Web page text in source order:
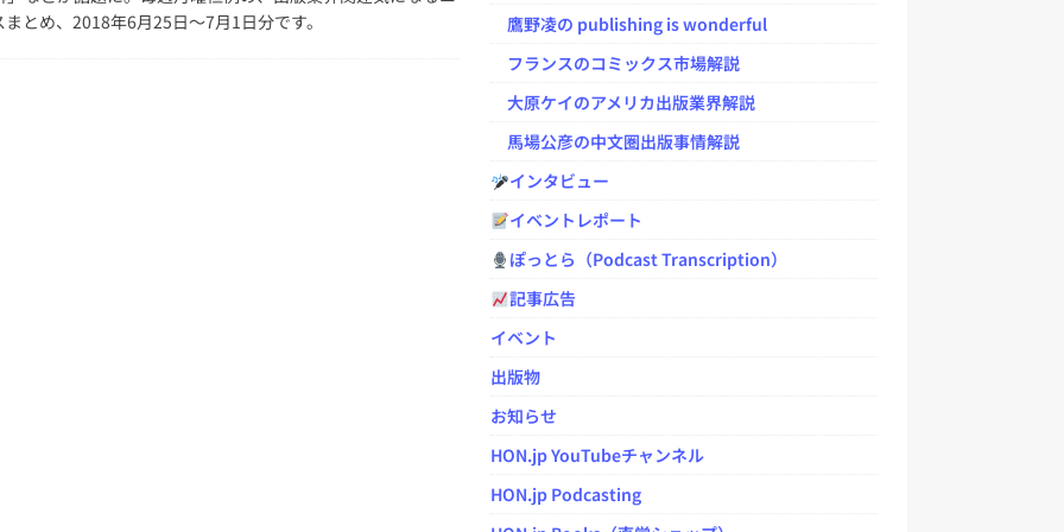
まとめ、2018年6月25日～7月1日分です。
鷹野凌の publishing is wonderful
フランスのコミックス市場解説
大原ケイのアメリカ出版業界解説
馬場公彦の中文圏出版事情解説
インタビュー
イベントレポート
ぽっとら（Podcast Transcription）
記事広告
イベント
出版物
お知らせ
HON.jp YouTubeチャンネル
HON.jp Podcasting